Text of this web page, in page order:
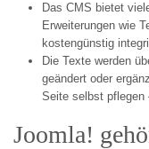
Das CMS bietet
Erweiterungen wie
kostengünstig
Die Texte werden
geändert oder
Seite selbst pflegen
Joomla!